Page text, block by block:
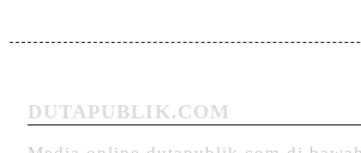
DUTAPUBLIK.COM